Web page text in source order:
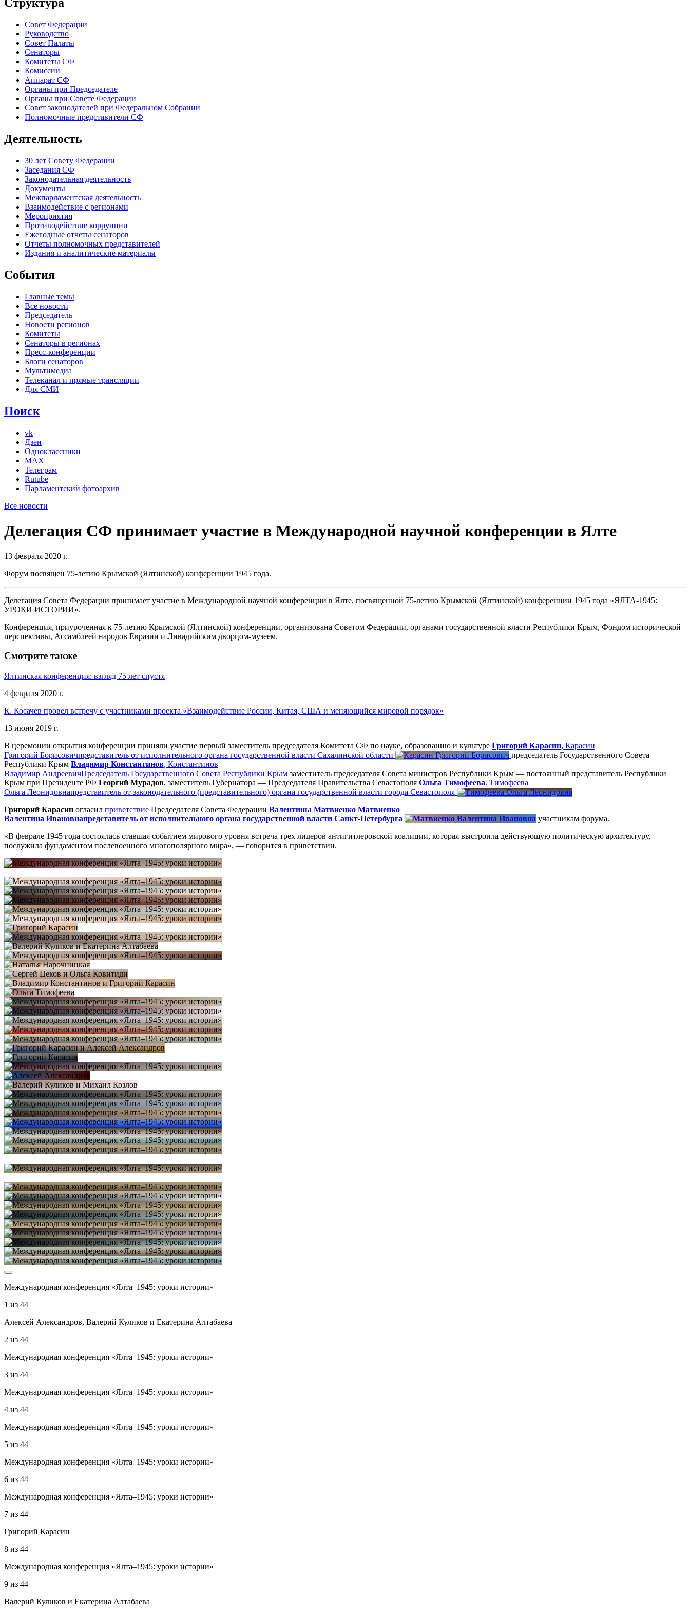
Структура
Совет Федерации
Руководство
Совет Палаты
Сенаторы
Комитеты СФ
Комиссии
Аппарат СФ
Органы при Председателе
Органы при Совете Федерации
Совет законодателей при Федеральном Собрании
Полномочные представители СФ
Деятельность
30 лет Совету Федерации
Заседания СФ
Законодательная деятельность
Документы
Межпарламентская деятельность
Взаимодействие с регионами
Мероприятия
Противодействие коррупции
Ежегодные отчеты сенаторов
Отчеты полномочных представителей
Издания и аналитические материалы
События
Главные темы
Все новости
Председатель
Новости регионов
Комитеты
Сенаторы в регионах
Пресс-конференции
Блоги сенаторов
Мультимедиа
Телеканал и прямые трансляции
Для СМИ
Поиск
vk
Дзен
Одноклассники
MAX
Телеграм
Rutube
Парламентский фотоархив
Все новости
Делегация СФ принимает участие в Международной научной конференции в Ялте
13 февраля 2020 г.
Форум посвящен 75-летию Крымской (Ялтинской) конференции 1945 года.
Делегация Совета Федерации принимает участие в Международной научной конференции в Ялте, посвященной 75-летию Крымской (Ялтинской) конференции 1945 года «ЯЛТА-1945:
УРОКИ ИСТОРИИ».
Конференция, приуроченная к 75-летию Крымской (Ялтинской) конференции, организована Советом Федерации, органами государственной власти Республики Крым, Фондом исторической
перспективы, Ассамблеей народов Евразии и Ливадийским дворцом-музеем.
Смотрите также
Ялтинская конференция: взгляд 75 лет спустя
4 февраля 2020 г.
К. Косачев провел встречу с участниками проекта «Взаимодействие России, Китая, США и меняющийся мировой порядок»
13 июня 2019 г.
В церемонии открытия конференции приняли участие первый заместитель председателя Комитета СФ по науке, образованию и культуре Григорий Карасин, Карасин
Григорий Борисовичпредставитель от исполнительного органа государственной власти Сахалинской области
председатель Государственного Совета
Республики Крым Владимир Константинов, Константинов
Владимир АндреевичПредседатель Государственного Совета Республики Крым заместитель председателя Совета министров Республики Крым — постоянный представитель Республики
Крым при Президенте РФ Георгий Мурадов, заместитель Губернатора — Председателя Правительства Севастополя Ольга Тимофеева. Тимофеева
Ольга Леонидовнапредставитель от законодательного (представительного) органа государственной власти города Севастополя
Григорий Карасин огласил приветствие Председателя Совета Федерации Валентины Матвиенко Матвиенко
Валентина Ивановнапредставитель от исполнительного органа государственной власти Санкт-Петербурга
участникам форума.
«В феврале 1945 года состоялась ставшая событием мирового уровня встреча трех лидеров антигитлеровской коалиции, которая выстроила действующую политическую архитектуру,
послужила фундаментом послевоенного многополярного мира», — говорится в приветствии.
Международная конференция «Ялта–1945: уроки истории»
1 из 44
Алексей Александров, Валерий Куликов и Екатерина Алтабаева
2 из 44
Международная конференция «Ялта–1945: уроки истории»
3 из 44
Международная конференция «Ялта–1945: уроки истории»
4 из 44
Международная конференция «Ялта–1945: уроки истории»
5 из 44
Международная конференция «Ялта–1945: уроки истории»
6 из 44
Международная конференция «Ялта–1945: уроки истории»
7 из 44
Григорий Карасин
8 из 44
Международная конференция «Ялта–1945: уроки истории»
9 из 44
Валерий Куликов и Екатерина Алтабаева